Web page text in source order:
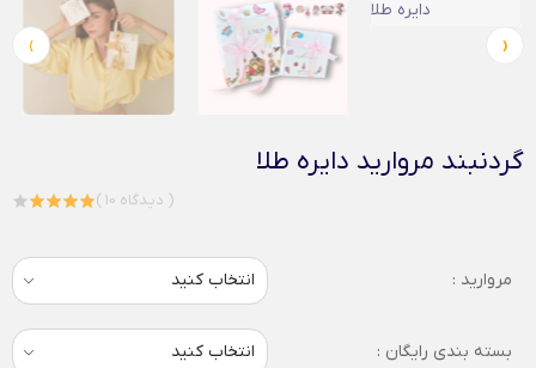
‹
›
گردنبند مروارید دایره طلا
( 10 دیدگاه )
مروارید :
بسته بندی رایگان :